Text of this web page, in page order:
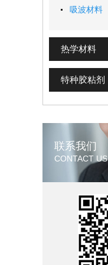
吸波材料
热学材料
特种胶粘剂
联系我们
CONTACT US